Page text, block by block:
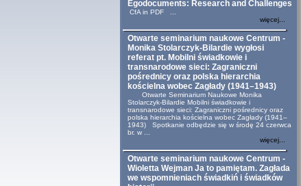
Egodocuments: Research and Challenges
CfA in PDF ...
więcej...
Otwarte seminarium naukowe Centrum -
Monika Stolarczyk-Bilardie wygłosi
referat pt. Mobilni świadkowie i
transnarodowe sieci: Zagraniczni
pośrednicy oraz polska hierarchia
kościelna wobec Zagłady (1941–1943)
Otwarte Seminarium Naukowe Monika
Stolarczyk-Bilardie Mobilni świadkowie i
transnarodowe sieci: Zagraniczni pośrednicy oraz
polska hierarchia kościelna wobec Zagłady (1941–
1943) Spotkanie odbędzie się w środę 24 czerwca
br. w ...
więcej...
Otwarte seminarium naukowe Centrum -
Wioletta Wejman Ja to pamiętam. Zagłada
we wspomnieniach świadkiń i świadków